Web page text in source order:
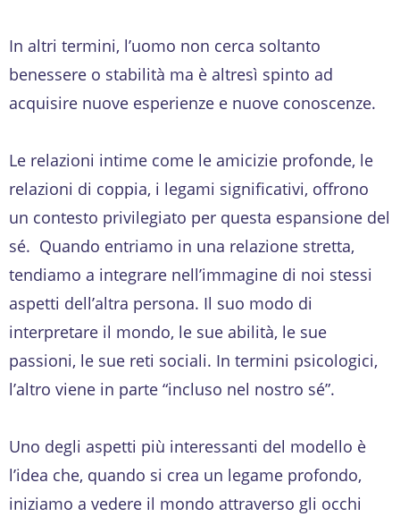
In altri termini, l’uomo non cerca soltanto
benessere o stabilità ma è altresì spinto ad
acquisire nuove esperienze e nuove conoscenze.
Le relazioni intime come le amicizie profonde, le
relazioni di coppia, i legami significativi, offrono
un contesto privilegiato per questa espansione del
sé. Quando entriamo in una relazione stretta,
tendiamo a integrare nell’immagine di noi stessi
aspetti dell’altra persona. Il suo modo di
interpretare il mondo, le sue abilità, le sue
passioni, le sue reti sociali. In termini psicologici,
l’altro viene in parte “incluso nel nostro sé”.
Uno degli aspetti più interessanti del modello è
l’idea che, quando si crea un legame profondo,
iniziamo a vedere il mondo attraverso gli occhi